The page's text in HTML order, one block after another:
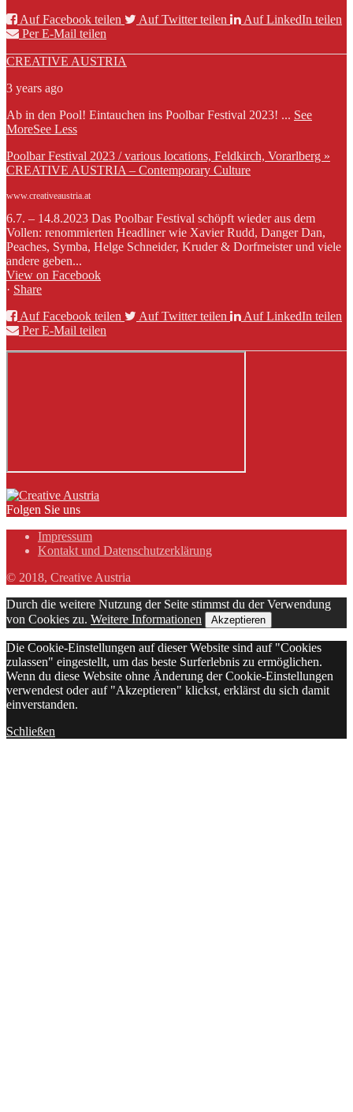
Auf Facebook teilen
Auf Twitter teilen
Auf LinkedIn teilen
Per E-Mail teilen
CREATIVE AUSTRIA
3 years ago
Ab in den Pool! Eintauchen ins Poolbar Festival 2023! ... See
MoreSee Less
Poolbar Festival 2023 / various locations, Feldkirch, Vorarlberg »
CREATIVE AUSTRIA – Contemporary Culture
www.creativeaustria.at
6.7. – 14.8.2023 Das Poolbar Festival schöpft wieder aus dem
Vollen: renommierten Headliner wie Xavier Rudd, Danger Dan,
Peaches, Symba, Helge Schneider, Kruder & Dorfmeister und viele
andere geben...
View on Facebook
· Share
Auf Facebook teilen
Auf Twitter teilen
Auf LinkedIn teilen
Per E-Mail teilen
Folgen Sie uns
Impressum
Kontakt und Datenschutzerklärung
© 2018, Creative Austria
Durch die weitere Nutzung der Seite stimmst du der Verwendung
von Cookies zu. Weitere Informationen Akzeptieren
Die Cookie-Einstellungen auf dieser Website sind auf "Cookies
zulassen" eingestellt, um das beste Surferlebnis zu ermöglichen.
Wenn du diese Website ohne Änderung der Cookie-Einstellungen
verwendest oder auf "Akzeptieren" klickst, erklärst du sich damit
einverstanden.
Schließen